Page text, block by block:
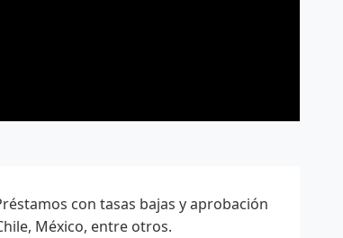
con tasas bajas y aprobación
México, entre otros.